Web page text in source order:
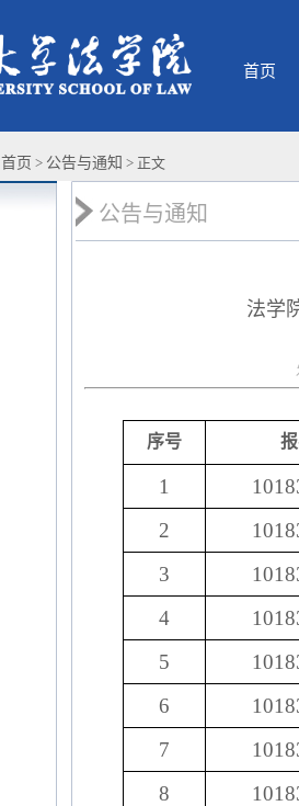
首页
首页 > 公告与通知 > 正文
公告与通知
法学
序号
1
2
3
4
5
6
7
8